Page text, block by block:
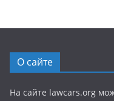
О сайте
На сайте lawcars.org